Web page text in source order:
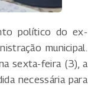
político do ex-
municipal.
sexta-feira (3), a
necessária para